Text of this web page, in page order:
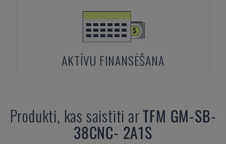
AKTĪVU FINANSĒŠANA
Produkti, kas saistīti arTFM GM-SB-
38CNC- 2A1S